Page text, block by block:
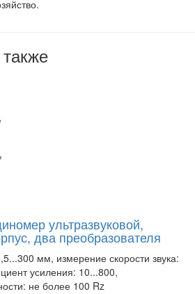
ультразвуковой,
два преобразователя
мм, измерение скорости звука:
усиления: 10...800,
не более 100 Rz